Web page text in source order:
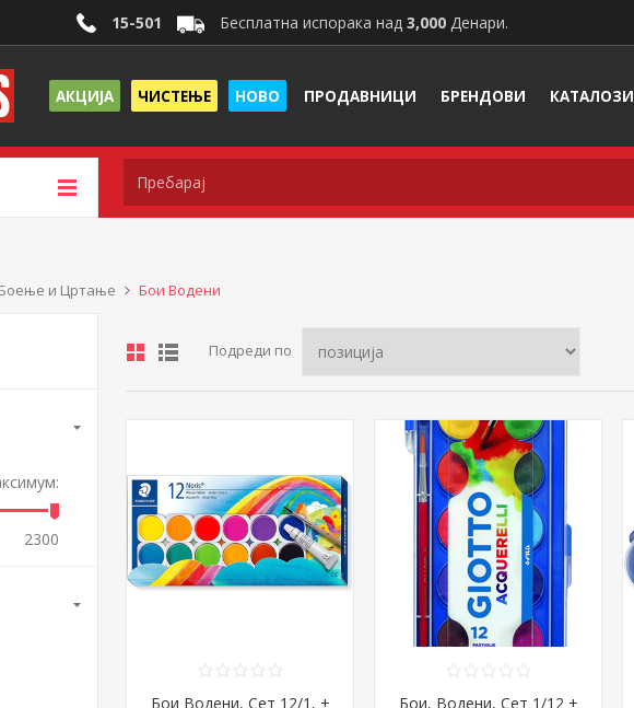
15-501 Бесплатна испорака над 3,000 Денари.
АКЦИЈА ЧИСТЕЊЕ НОВО ПРОДАВНИЦИ БРЕНДОВИ КАТАЛОЗИ
Боење и Цртање Бои Водени
Подреди по
Бои Водени, Сет 12/1, +
Бои, Водени, Сет 1/12 +
2300